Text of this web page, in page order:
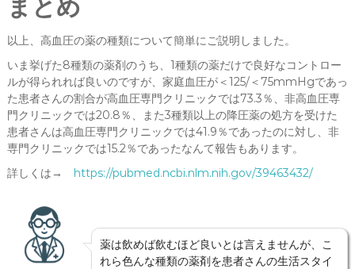
まとめ
以上、高血圧の薬の種類について簡単にご説明しました。
いま挙げた8種類の薬剤のうち、1種類の薬だけで良好なコントロー
ルが得られれば良いのですが、家庭血圧が＜125/＜75mmHgであっ
た患者さんの割合が高血圧専門クリニックでは73.3％、非高血圧専
門クリニックでは20.8％、また3種類以上の降圧薬の処方を受けた
患者さんは高血圧専門クリニックでは41.9％であったのに対し、非
専門クリニックでは15.2％であったなんて報告もあります。
詳しくは→ https://pubmed.ncbi.nlm.nih.gov/39463432/
薬は飲めば飲むほど良いとは言えませんが、こ
れら色んな種類の薬剤を患者さんの生活スタイ